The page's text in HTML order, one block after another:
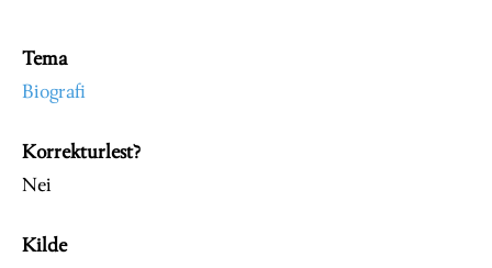
Tema
Biografi
Korrekturlest?
Nei
Kilde